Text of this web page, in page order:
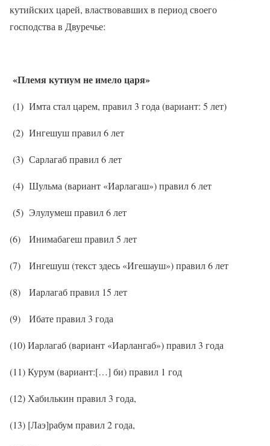
кутийских царей, властвовавших в период своего
господства в Двуречье:
«Племя кутиум не имело царя»
(1) Имта стал царем, правил 3 года (вариант: 5 лет)
(2) Ингешуш правил 6 лет
(3) Сарлагаб правил 6 лет
(4) Шульма (вариант «Иарлагаш») правил 6 лет
(5) Элулумеш правил 6 лет
(6) Инимабагеш правил 5 лет
(7) Ингешуш (текст здесь «Игешауш») правил 6 лет
(8) Иарлагаб правил 15 лет
(9) Ибате правил 3 года
(10) Иарлагаб (вариант «Иарлангаб») правил 3 года
(11) Курум (вариант:[…] би) правил 1 год
(12) Хабилькин правил 3 года,
(13) [Лаэ]рабум правил 2 года,